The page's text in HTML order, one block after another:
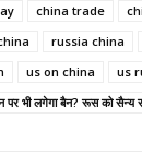
china trade
russia china
us on china
us
भी लगेगा बैन? रूस को सैन्य